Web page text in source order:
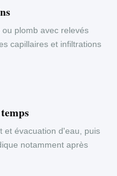
plomb avec relevés
capillaires et infiltrations
et évacuation d'eau, puis
notamment après